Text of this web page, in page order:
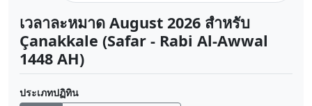
เวลาละหมาด August 2026 สำหรับ
Çanakkale (Safar - Rabi Al-Awwal
1448 AH)
ประเภทปฏิทิน